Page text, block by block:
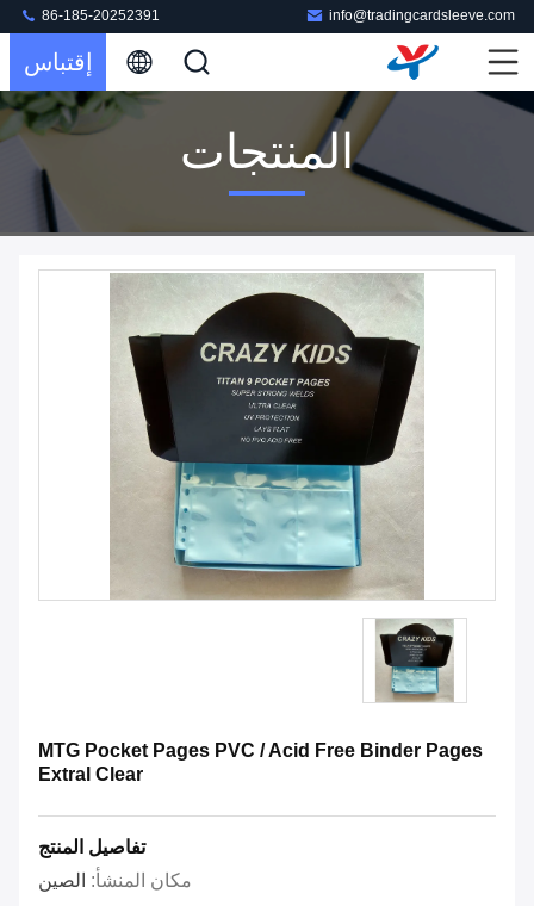
info@tradingcardsleeve.com
86-185-20252391
إقتباس
المنتجات
MTG Pocket Pages PVC / Acid Free Binder Pages
Extral Clear
تفاصيل المنتج
مكان المنشأ: الصين